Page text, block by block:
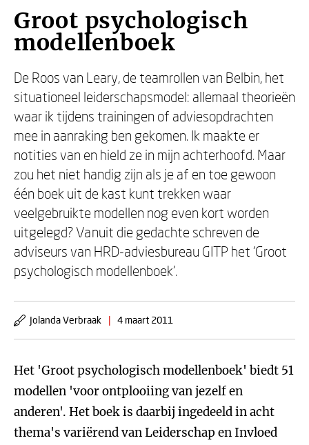
Groot psychologisch
modellenboek
De Roos van Leary, de teamrollen van Belbin, het
situationeel leiderschapsmodel: allemaal theorieën
waar ik tijdens trainingen of adviesopdrachten
mee in aanraking ben gekomen. Ik maakte er
notities van en hield ze in mijn achterhoofd. Maar
zou het niet handig zijn als je af en toe gewoon
één boek uit de kast kunt trekken waar
veelgebruikte modellen nog even kort worden
uitgelegd? Vanuit die gedachte schreven de
adviseurs van HRD-adviesbureau GITP het 'Groot
psychologisch modellenboek'.
Jolanda Verbraak | 4 maart 2011
Het 'Groot psychologisch modellenboek' biedt 51
modellen 'voor ontplooiing van jezelf en
anderen'. Het boek is daarbij ingedeeld in acht
thema's variërend van Leiderschap en Invloed